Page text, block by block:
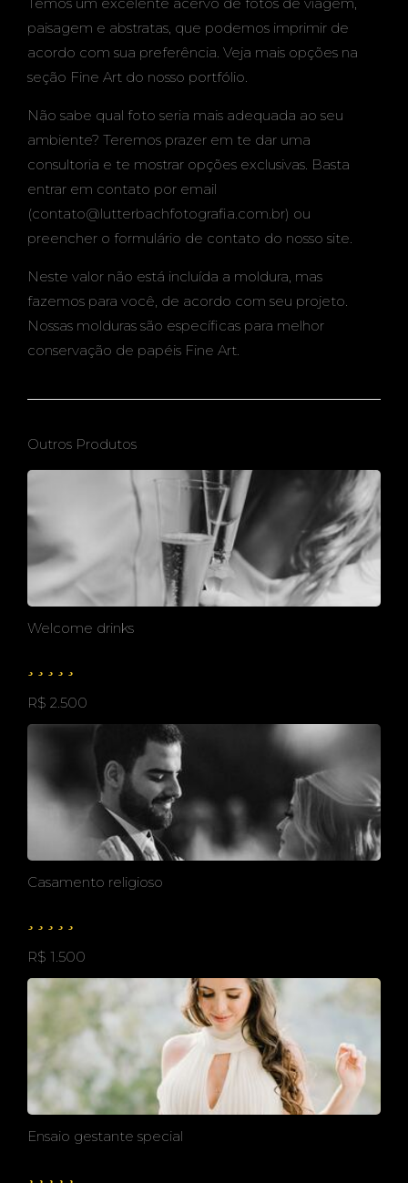
paisagem e abstratas, que podemos imprimir de
acordo com sua preferência. Veja mais opções na
seção Fine Art do nosso portfólio.
Não sabe qual foto seria mais adequada ao seu
ambiente? Teremos prazer em te dar uma
consultoria e te mostrar opções exclusivas. Basta
entrar em contato por email
(contato@lutterbachfotografia.com.br) ou
preencher o formulário de contato do nosso site.
Neste valor não está incluída a moldura, mas
fazemos para você, de acordo com seu projeto.
Nossas molduras são específicas para melhor
conservação de papéis Fine Art.
Outros Produtos
Welcome drinks
R$ 2.500
Casamento religioso
R$ 1.500
Ensaio gestante special